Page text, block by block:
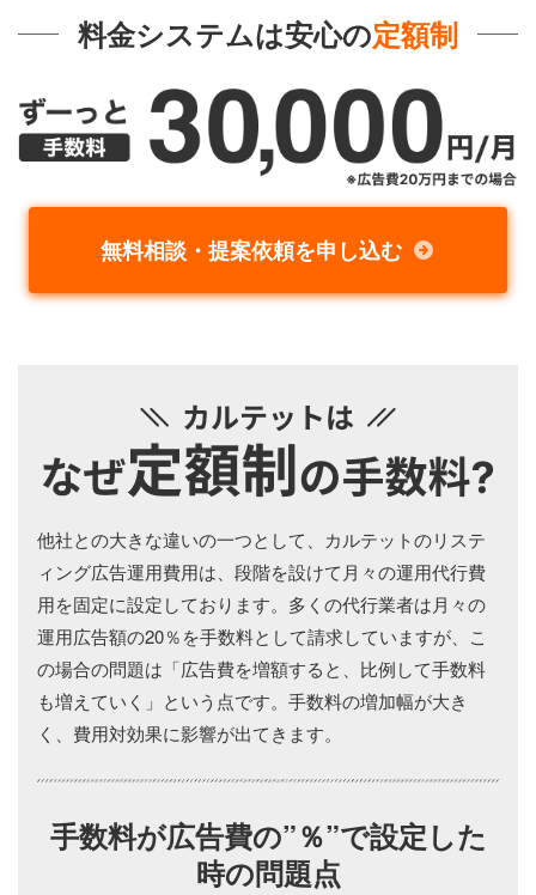
料金システムは安心の定額制
無料相談・提案依頼を申し込む
他社との大きな違いの一つとして、カルテットのリステ
ィング広告運用費用は、段階を設けて月々の運用代行費
用を固定に設定しております。多くの代行業者は月々の
運用広告額の20％を手数料として請求していますが、こ
の場合の問題は「広告費を増額すると、比例して手数料
も増えていく」という点です。手数料の増加幅が大き
く、費用対効果に影響が出てきます。
手数料が広告費の”％”で設定した
時の問題点